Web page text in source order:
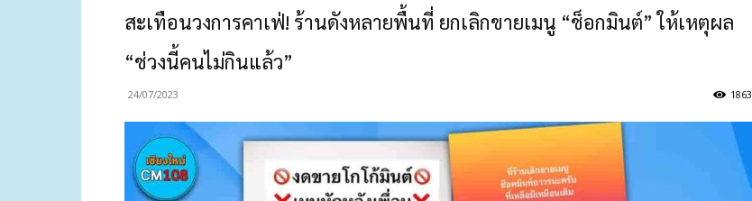
สะเทือนวงการคาเฟ่! ร้านดังหลายพื้นที่ ยกเลิกขายเมนู “ช็อกมินต์” ให้เหตุผล
“ช่วงนี้คนไม่กินแล้ว”
24/07/2023 1863